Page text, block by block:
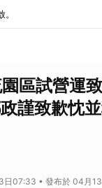
區試營運
謹致歉忱
日07:33 • 發布於 04月